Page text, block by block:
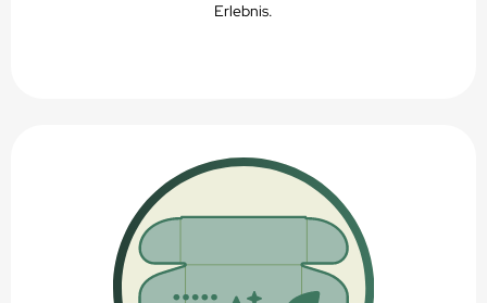
Erlebnis.